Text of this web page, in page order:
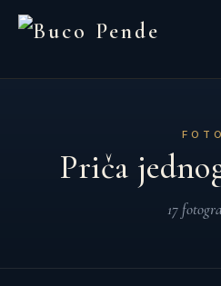
FOTO
Priča
17